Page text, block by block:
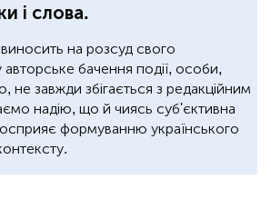
і слова.
на розсуд свого
авторське бачення події, особи,
не завжди збігається з редакційним
надію, що й чиясь суб'єктивна
формуванню українського